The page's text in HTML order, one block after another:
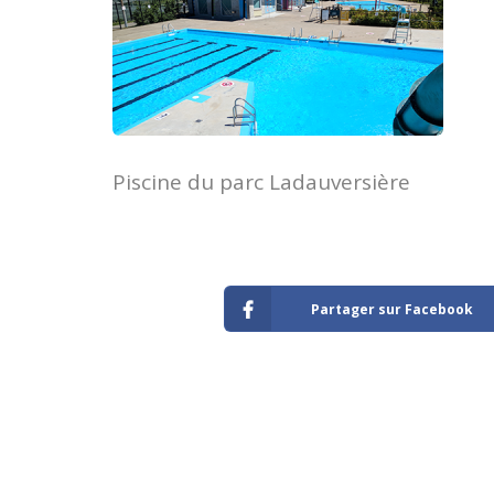
Piscine du parc Ladauversière
Partager sur Facebook